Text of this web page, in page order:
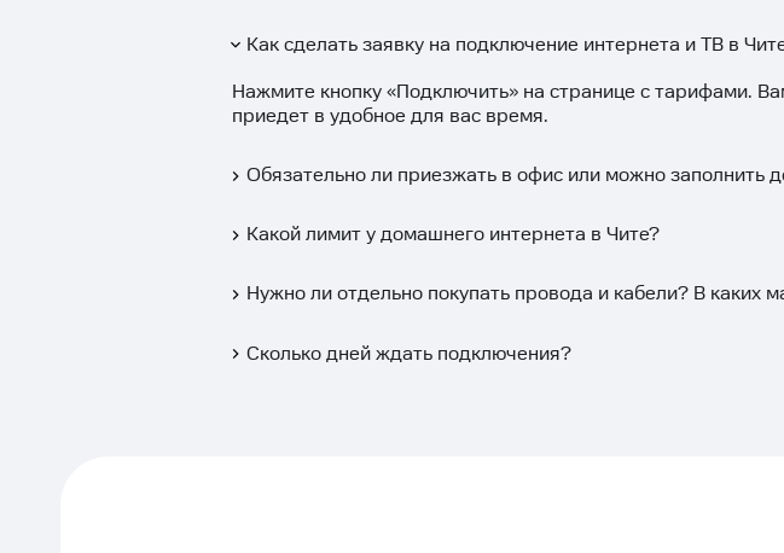
Как сделать заявку на подключение интернета и ТВ в
Нажмите кнопку «Подключить» на странице с тарифами.
приедет в удобное для вас время.
Обязательно ли приезжать в офис или можно заполнить
Какой лимит у домашнего интернета в Чите?
Нужно ли отдельно покупать провода и кабели? В каких
Сколько дней ждать подключения?